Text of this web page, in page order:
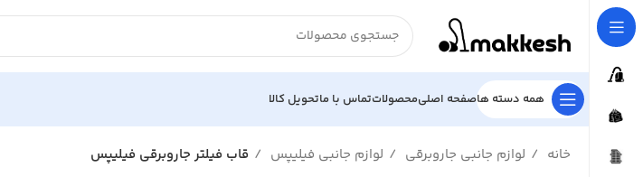
همه دسته هاصفحه اصلیمحصولاتتماس با ماتحویل کالا
خانه لوازم جانبی جاروبرقی لوازم جانبی فیلیپس قاب فیلتر جاروبرقی فیلیپس